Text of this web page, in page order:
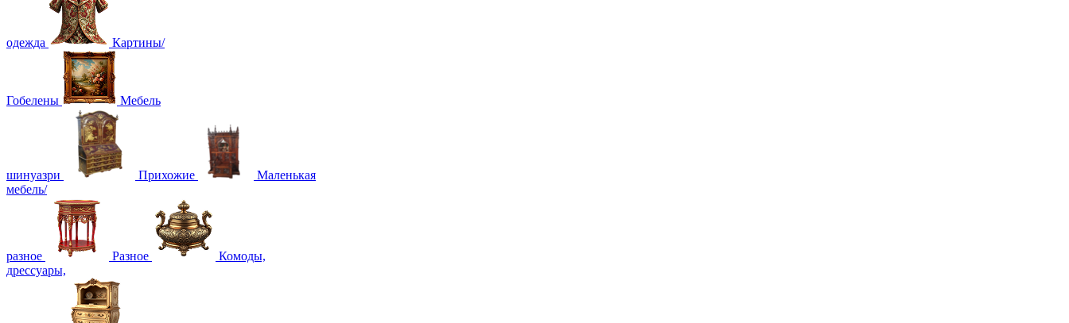
одежда Картины/
Гобелены Мебель
шинуазри Прихожие
Маленькая
мебель/
разное Разное
Комоды,
дрессуары,